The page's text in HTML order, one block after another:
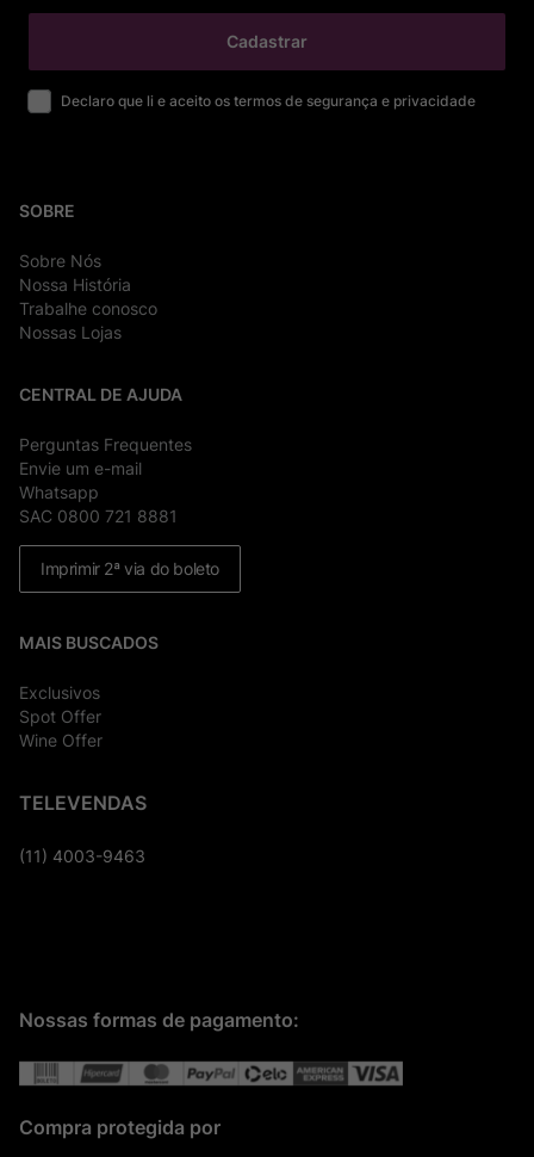
Cadastrar
Declaro que li e aceito os termos de segurança e privacidade
SOBRE
Sobre Nós
Nossa História
Trabalhe conosco
Nossas Lojas
CENTRAL DE AJUDA
Perguntas Frequentes
Envie um e-mail
Whatsapp
SAC 0800 721 8881
Imprimir 2ª via do boleto
MAIS BUSCADOS
Exclusivos
Spot Offer
Wine Offer
TELEVENDAS
(11) 4003-9463
Nossas formas de pagamento:
Compra protegida por